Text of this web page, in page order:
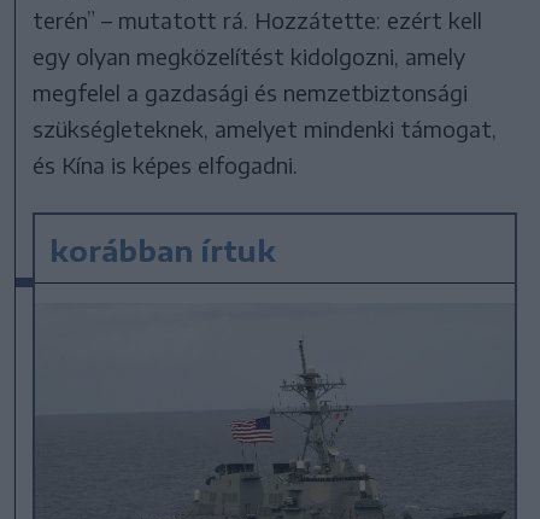
terén” – mutatott rá. Hozzátette: ezért kell
egy olyan megközelítést kidolgozni, amely
megfelel a gazdasági és nemzetbiztonsági
szükségleteknek, amelyet mindenki támogat,
és Kína is képes elfogadni.
korábban írtuk